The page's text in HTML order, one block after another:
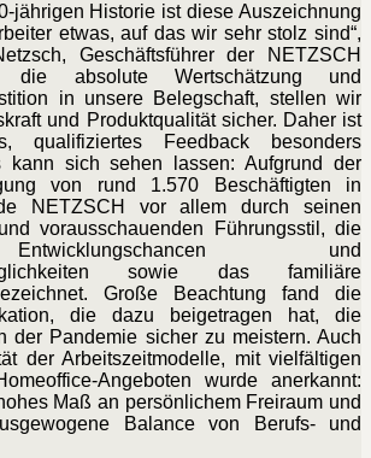
jährigen Historie ist diese Auszeichnung
etwas, auf das wir sehr stolz sind“,
Geschäftsführer der NETZSCH
die absolute Wertschätzung und
in unsere Belegschaft, stellen wir
und Produktqualität sicher. Daher ist
qualifiziertes Feedback besonders
kann sich sehen lassen: Aufgrund der
von rund 1.570 Beschäftigten in
NETZSCH vor allem durch seinen
vorausschauenden Führungsstil, die
und
sowie das familiäre
Große Beachtung fand die
die dazu beigetragen hat, die
der Pandemie sicher zu meistern. Auch
der Arbeitszeitmodelle, mit vielfältigen
Angeboten wurde anerkannt:
Maß an persönlichem Freiraum und
Balance von Berufs- und